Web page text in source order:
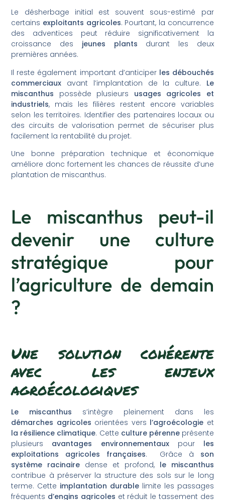
Le désherbage initial est souvent sous-estimé par
certains exploitants agricoles. Pourtant, la concurrence
des adventices peut réduire significativement la
croissance des jeunes plants durant les deux
premières années.
Il reste également important d’anticiper les débouchés
commerciaux avant l’implantation de la culture. Le
miscanthus possède plusieurs usages agricoles et
industriels, mais les filières restent encore variables
selon les territoires. Identifier des partenaires locaux ou
des circuits de valorisation permet de sécuriser plus
facilement la rentabilité du projet.
Une bonne préparation technique et économique
améliore donc fortement les chances de réussite d’une
plantation de miscanthus.
Le miscanthus peut-il
devenir une culture
stratégique pour
l’agriculture de demain
?
Une solution cohérente
avec les enjeux
agroécologiques
Le miscanthus s’intègre pleinement dans les
démarches agricoles orientées vers l’agroécologie et
la résilience climatique. Cette culture pérenneprésente
plusieurs avantages environnementauxpour les
exploitations agricoles françaises. Grâce à son
système racinaire dense et profond, le miscanthus
contribue à préserver la structure des sols sur le long
terme. Cette implantation durable limite les passages
fréquents d’engins agricoles et réduit le tassement des